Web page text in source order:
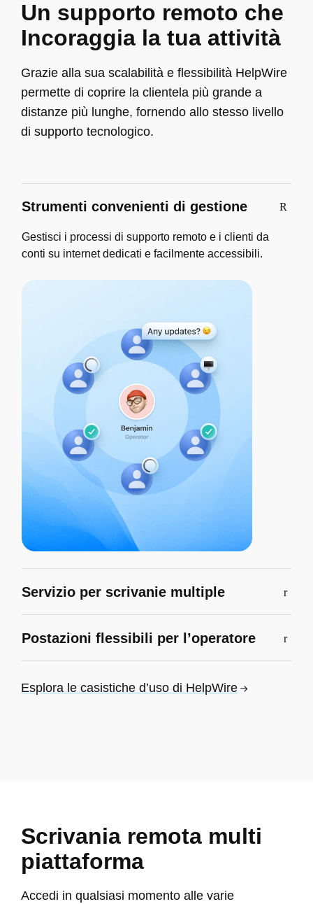
Un supporto remoto che
Incoraggia la tua attività
Grazie alla sua scalabilità e flessibilità HelpWire
permette di coprire la clientela più grande a
distanze più lunghe, fornendo allo stesso livello
di supporto tecnologico.
Strumenti convenienti di gestione
Gestisci i processi di supporto remoto e i clienti da
conti su internet dedicati e facilmente accessibili.
Servizio per scrivanie multiple
Postazioni flessibili per l’operatore
Esplora le casistiche d’uso di HelpWire
Scrivania remota multi
piattaforma
Accedi in qualsiasi momento alle varie